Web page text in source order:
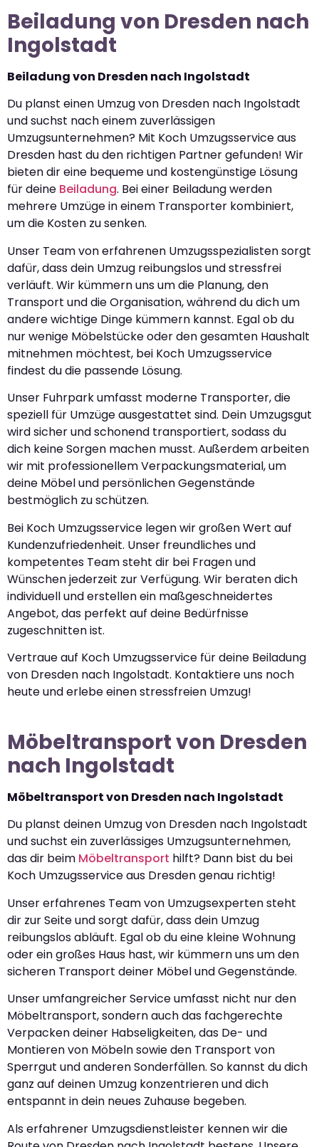
Beiladung von Dresden nach
Ingolstadt
Beiladung von Dresden nach Ingolstadt
Du planst einen Umzug von Dresden nach Ingolstadt
und suchst nach einem zuverlässigen
Umzugsunternehmen? Mit Koch Umzugsservice aus
Dresden hast du den richtigen Partner gefunden! Wir
bieten dir eine bequeme und kostengünstige Lösung
für deine Beiladung. Bei einer Beiladung werden
mehrere Umzüge in einem Transporter kombiniert,
um die Kosten zu senken.
Unser Team von erfahrenen Umzugsspezialisten sorgt
dafür, dass dein Umzug reibungslos und stressfrei
verläuft. Wir kümmern uns um die Planung, den
Transport und die Organisation, während du dich um
andere wichtige Dinge kümmern kannst. Egal ob du
nur wenige Möbelstücke oder den gesamten Haushalt
mitnehmen möchtest, bei Koch Umzugsservice
findest du die passende Lösung.
Unser Fuhrpark umfasst moderne Transporter, die
speziell für Umzüge ausgestattet sind. Dein Umzugsgut
wird sicher und schonend transportiert, sodass du
dich keine Sorgen machen musst. Außerdem arbeiten
wir mit professionellem Verpackungsmaterial, um
deine Möbel und persönlichen Gegenstände
bestmöglich zu schützen.
Bei Koch Umzugsservice legen wir großen Wert auf
Kundenzufriedenheit. Unser freundliches und
kompetentes Team steht dir bei Fragen und
Wünschen jederzeit zur Verfügung. Wir beraten dich
individuell und erstellen ein maßgeschneidertes
Angebot, das perfekt auf deine Bedürfnisse
zugeschnitten ist.
Vertraue auf Koch Umzugsservice für deine Beiladung
von Dresden nach Ingolstadt. Kontaktiere uns noch
heute und erlebe einen stressfreien Umzug!
Möbeltransport von Dresden
nach Ingolstadt
Möbeltransport von Dresden nach Ingolstadt
Du planst deinen Umzug von Dresden nach Ingolstadt
und suchst ein zuverlässiges Umzugsunternehmen,
das dir beim Möbeltransport hilft? Dann bist du bei
Koch Umzugsservice aus Dresden genau richtig!
Unser erfahrenes Team von Umzugsexperten steht
dir zur Seite und sorgt dafür, dass dein Umzug
reibungslos abläuft. Egal ob du eine kleine Wohnung
oder ein großes Haus hast, wir kümmern uns um den
sicheren Transport deiner Möbel und Gegenstände.
Unser umfangreicher Service umfasst nicht nur den
Möbeltransport, sondern auch das fachgerechte
Verpacken deiner Habseligkeiten, das De- und
Montieren von Möbeln sowie den Transport von
Sperrgut und anderen Sonderfällen. So kannst du dich
ganz auf deinen Umzug konzentrieren und dich
entspannt in dein neues Zuhause begeben.
Als erfahrener Umzugsdienstleister kennen wir die